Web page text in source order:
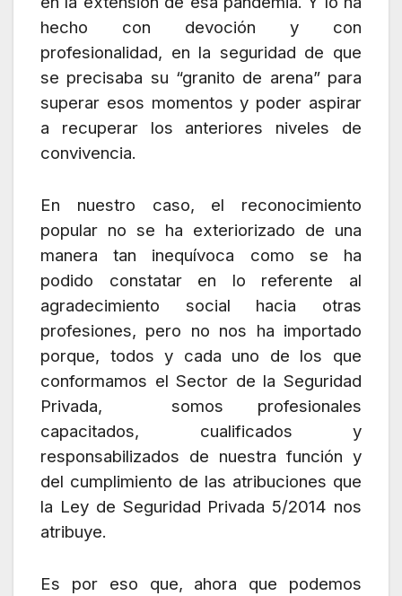
hecho con devoción y con
profesionalidad, en la seguridad de que
se precisaba su “granito de arena” para
superar esos momentos y poder aspirar
a recuperar los anteriores niveles de
convivencia.
En nuestro caso, el reconocimiento
popular no se ha exteriorizado de una
manera tan inequívoca como se ha
podido constatar en lo referente al
agradecimiento social hacia otras
profesiones, pero no nos ha importado
porque, todos y cada uno de los que
conformamos el Sector de la Seguridad
Privada, somos profesionales
capacitados, cualificados y
responsabilizados de nuestra función y
del cumplimiento de las atribuciones que
la Ley de Seguridad Privada 5/2014 nos
atribuye.
Es por eso que, ahora que podemos